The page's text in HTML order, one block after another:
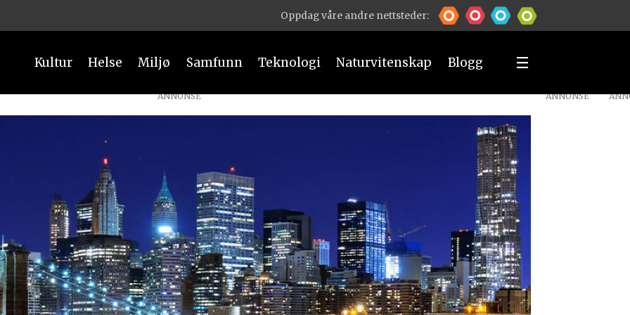
Oppdag våre andre nettsteder:
Kultur Helse Miljø Samfunn Teknologi Naturvitenskap Blogg
ANNONSE